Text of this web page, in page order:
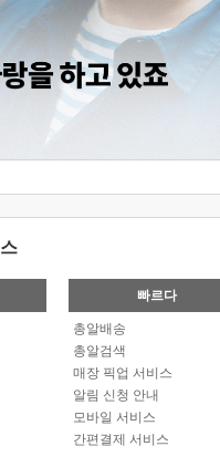
빠르다
총알배송
총알검색
매장 픽업 서비스
알림 신청 안내
모바일 서비스
간편결제 서비스